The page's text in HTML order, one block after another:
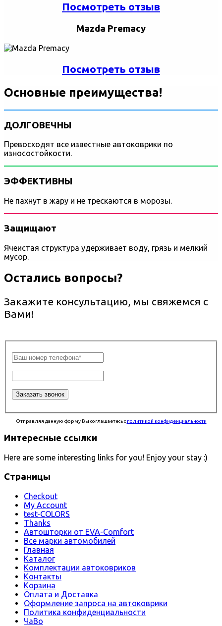
Посмотреть отзыв
Mazda Premacy
Посмотреть отзыв
Основные преимущества!
ДОЛГОВЕЧНЫ
Превосходят все известные автоковрики по
износостойкости.
ЭФФЕКТИВНЫ
Не пахнут в жару и не трескаются в морозы.
Защищают
Ячеистая структура удерживает воду, грязь и мелкий
мусор.
Остались вопросы?
Закажите консультацию, мы свяжемся с
Вами!
Отправляя данную форму Вы соглашаетесь с политикой конфиденциальности
Интересные ссылки
Here are some interesting links for you! Enjoy your stay :)
Страницы
Checkout
My Account
test-COLORS
Thanks
Автошторки от EVA-Comfort
Все марки автомобилей
Главная
Каталог
Комплектации автоковриков
Контакты
Корзина
Оплата и Доставка
Оформление запроса на автоковрики
Политика конфиденциальности
ЧаВо